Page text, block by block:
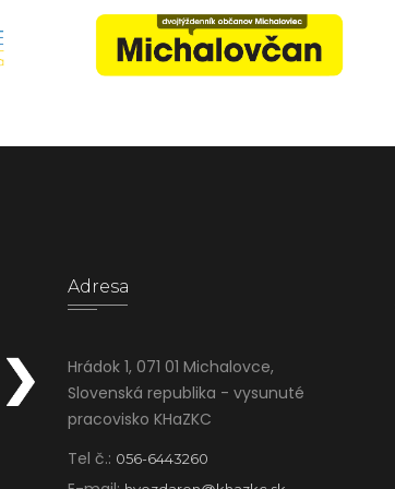
Adresa
Hrádok 1, 071 01 Michalovce,
Slovenská republika - vysunuté
pracovisko KHaZKC
Tel č.: 056-6443260